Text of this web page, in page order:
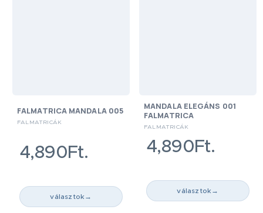
FALMATRICA MANDALA 005
FALMATRICÁK
4,890Ft.
választok →
MANDALA ELEGÁNS 001
FALMATRICA
FALMATRICÁK
4,890Ft.
választok →